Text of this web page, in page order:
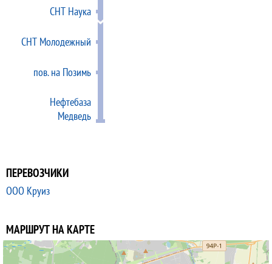
СНТ Наука
СНТ Молодежный
пов. на Позимь
Нефтебаза
Медведь
ПЕРЕВОЗЧИКИ
ООО Круиз
МАРШРУТ НА КАРТЕ